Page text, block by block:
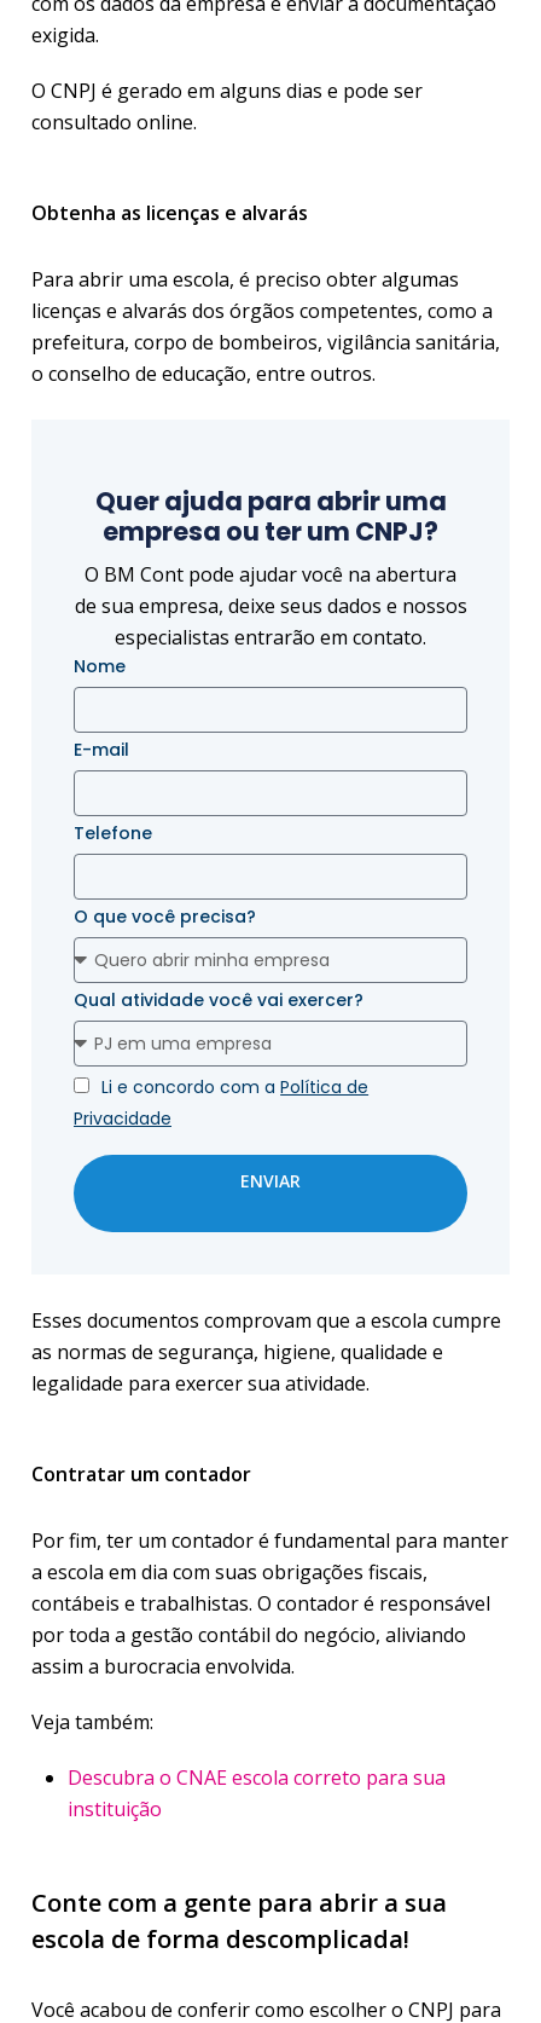
exigida.
O CNPJ é gerado em alguns dias e pode ser
consultado online.
Obtenha as licenças e alvarás
Para abrir uma escola, é preciso obter algumas
licenças e alvarás dos órgãos competentes, como a
prefeitura, corpo de bombeiros, vigilância sanitária,
o conselho de educação, entre outros.
Quer ajuda para abrir uma
empresa ou ter um CNPJ?
O BM Cont pode ajudar você na abertura
de sua empresa, deixe seus dados e nossos
especialistas entrarão em contato.
Nome
E-mail
Telefone
O que você precisa?
Qual atividade você vai exercer?
Li e concordo com aPolítica de
Privacidade
ENVIAR
Esses documentos comprovam que a escola cumpre
as normas de segurança, higiene, qualidade e
legalidade para exercer sua atividade.
Contratar um contador
Por fim, ter um contador é fundamental para manter
a escola em dia com suas obrigações fiscais,
contábeis e trabalhistas. O contador é responsável
por toda a gestão contábil do negócio, aliviando
assim a burocracia envolvida.
Veja também:
Descubra o CNAE escola correto para sua
instituição
Conte com a gente para abrir a sua
escola de forma descomplicada!
Você acabou de conferir como escolher o CNPJ para